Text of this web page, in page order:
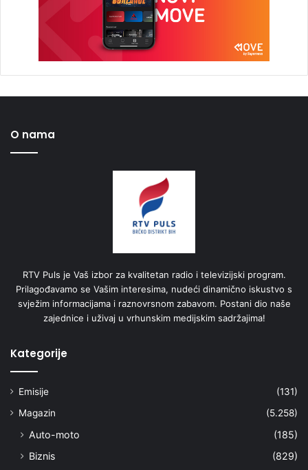
O nama
RTV Puls je Vaš izbor za kvalitetan radio i televizijski program.
Prilagođavamo se Vašim interesima, nudeći dinamično iskustvo s
svježim informacijama i raznovrsnom zabavom. Postani dio naše
zajednice i uživaj u vrhunskim medijskim sadržajima!
Kategorije
Emisije
(131)
Magazin
(5.258)
Auto-moto
(185)
Biznis
(829)